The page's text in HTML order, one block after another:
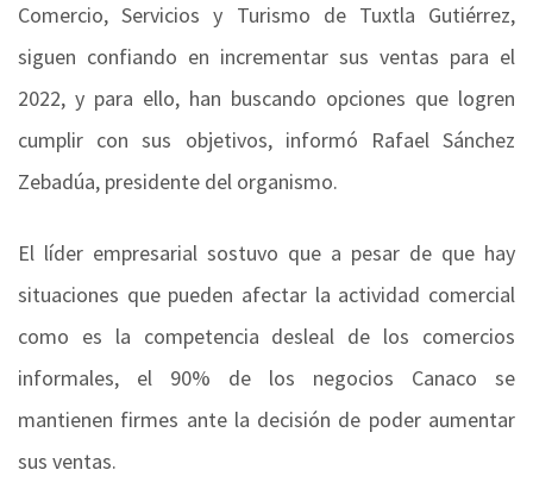
Comercio, Servicios y Turismo de Tuxtla Gutiérrez,
siguen confiando en incrementar sus ventas para el
2022, y para ello, han buscando opciones que logren
cumplir con sus objetivos, informó Rafael Sánchez
Zebadúa, presidente del organismo.
El líder empresarial sostuvo que a pesar de que hay
situaciones que pueden afectar la actividad comercial
como es la competencia desleal de los comercios
informales, el 90% de los negocios Canaco se
mantienen firmes ante la decisión de poder aumentar
sus ventas.